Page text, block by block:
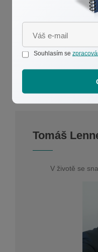
Tomáš
V životě se
Souhlasím se